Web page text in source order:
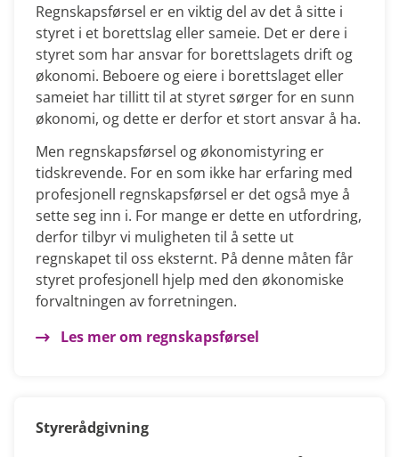
Regnskapsførsel er en viktig del av det å sitte i
styret i et borettslag eller sameie. Det er dere i
styret som har ansvar for borettslagets drift og
økonomi. Beboere og eiere i borettslaget eller
sameiet har tillitt til at styret sørger for en sunn
økonomi, og dette er derfor et stort ansvar å ha.
Men regnskapsførsel og økonomistyring er
tidskrevende. For en som ikke har erfaring med
profesjonell regnskapsførsel er det også mye å
sette seg inn i. For mange er dette en utfordring,
derfor tilbyr vi muligheten til å sette ut
regnskapet til oss eksternt. På denne måten får
styret profesjonell hjelp med den økonomiske
forvaltningen av forretningen.
Les mer om regnskapsførsel
Styrerådgivning